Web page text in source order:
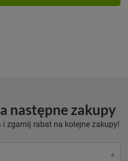
następne zakupy
zgarnij rabat na kolejne zakupy!